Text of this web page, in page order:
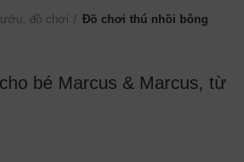
đồ chơi Đồ chơi thú nhồi bông
bé Marcus & Marcus, từ